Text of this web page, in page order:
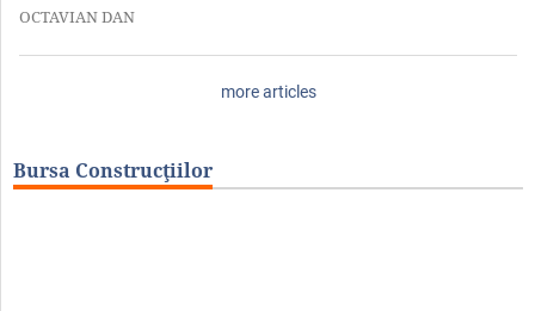
OCTAVIAN DAN
more articles
Bursa Construcţiilor